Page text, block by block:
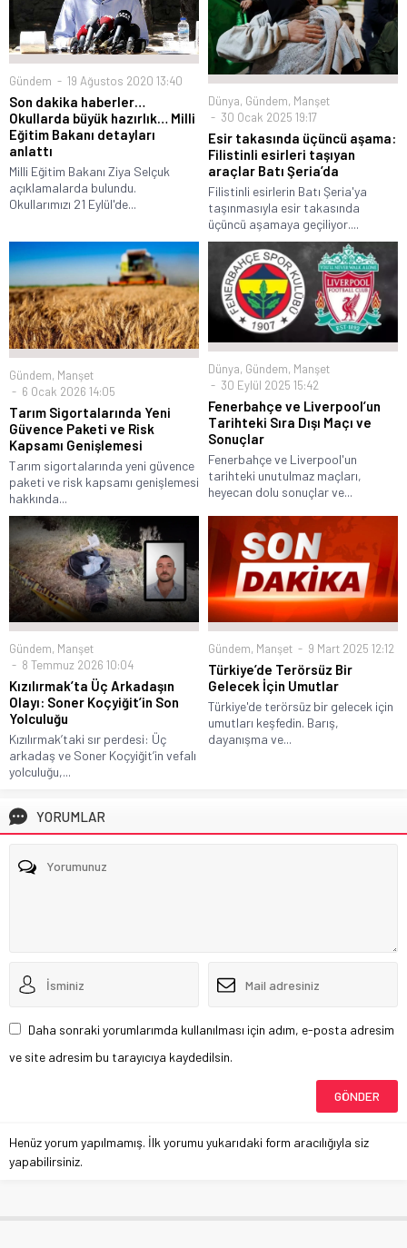
Gündem 19 Ağustos 2020 13:40
Son dakika haberler…
Okullarda büyük hazırlık… Milli
Eğitim Bakanı detayları
anlattı
Milli Eğitim Bakanı Ziya Selçuk
açıklamalarda bulundu.
Okullarımızı 21 Eylül'de...
Dünya, Gündem, Manşet
30 Ocak 2025 19:17
Esir takasında üçüncü aşama:
Filistinli esirleri taşıyan
araçlar Batı Şeria’da
Filistinli esirlerin Batı Şeria'ya
taşınmasıyla esir takasında
üçüncü aşamaya geçiliyor....
Gündem, Manşet
6 Ocak 2026 14:05
Tarım Sigortalarında Yeni
Güvence Paketi ve Risk
Kapsamı Genişlemesi
Tarım sigortalarında yeni güvence
paketi ve risk kapsamı genişlemesi
hakkında...
Dünya, Gündem, Manşet
30 Eylül 2025 15:42
Fenerbahçe ve Liverpool’un
Tarihteki Sıra Dışı Maçı ve
Sonuçlar
Fenerbahçe ve Liverpool'un
tarihteki unutulmaz maçları,
heyecan dolu sonuçlar ve...
Gündem, Manşet
8 Temmuz 2026 10:04
Kızılırmak’ta Üç Arkadaşın
Olayı: Soner Koçyiğit’in Son
Yolculuğu
Kızılırmak’taki sır perdesi: Üç
arkadaş ve Soner Koçyiğit’in vefalı
yolculuğu,...
Gündem, Manşet 9 Mart 2025 12:12
Türkiye’de Terörsüz Bir
Gelecek İçin Umutlar
Türkiye'de terörsüz bir gelecek için
umutları keşfedin. Barış,
dayanışma ve...
YORUMLAR
Daha sonraki yorumlarımda kullanılması için adım, e-posta adresim
ve site adresim bu tarayıcıya kaydedilsin.
Henüz yorum yapılmamış. İlk yorumu yukarıdaki form aracılığıyla siz
yapabilirsiniz.